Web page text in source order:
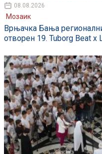
08.08.2026
Мозаик
Врњачка Бања
отворен 19. Tuborg Beat x